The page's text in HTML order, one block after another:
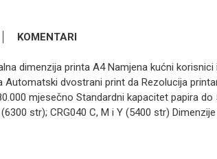
KOMENTARI
dimenzija printa A4 Namjena kućni
dvostrani print da Rezolucija
mjesečno Standardni kapacitet papira
str); CRG040 C, M i Y (5400 str)